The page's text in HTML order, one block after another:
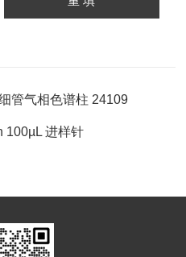
管气相色谱柱 24109
100µL 进样针